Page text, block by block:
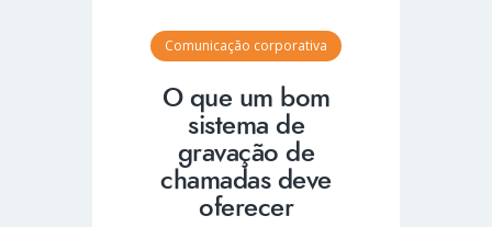
Comunicação corporativa
O que um bom
sistema de
gravação de
chamadas deve
oferecer